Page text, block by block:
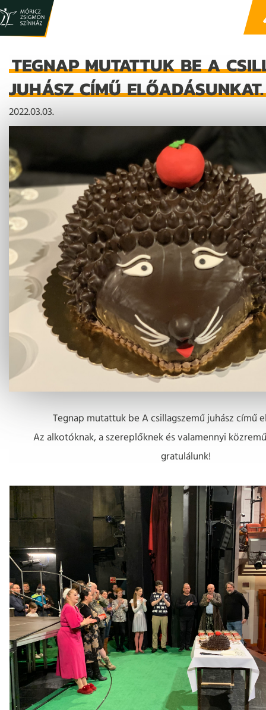
TEGNAP MUTATTUK BE A
JUHÁSZ CÍMŰ ELŐADÁSUNKAT.
2022.03.03.
Tegnap mutattuk be A csillagszemű juhász című
Az alkotóknak, a szereplőknek és valamennyi
gratulálunk!